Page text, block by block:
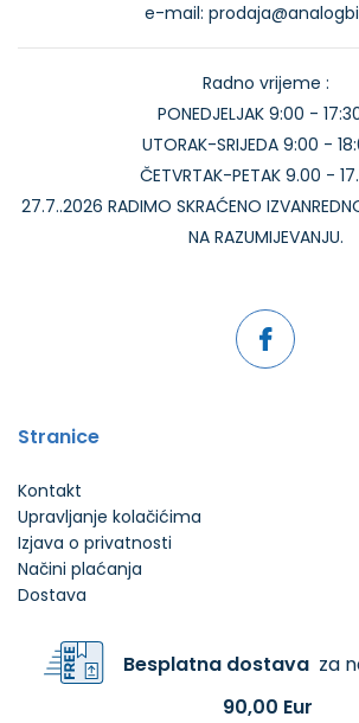
e-mail:
Radno vrijeme :
PONEDJELJAK 9:00 -
UTORAK-SRIJEDA 9:00 -
ČETVRTAK-PETAK 9.00 -
27.7..2026 RADIMO SKRAĆENO
NA RAZUMIJEVANJU.
Stranice
Kontakt
Upravljanje kolačićima
Izjava o privatnosti
Načini plaćanja
Dostava
Besplatna dostavaza
90,00 Eur